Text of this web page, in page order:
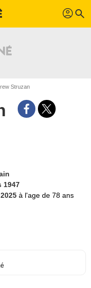
profil search
Struzan
1947
à l'age de 78 ans